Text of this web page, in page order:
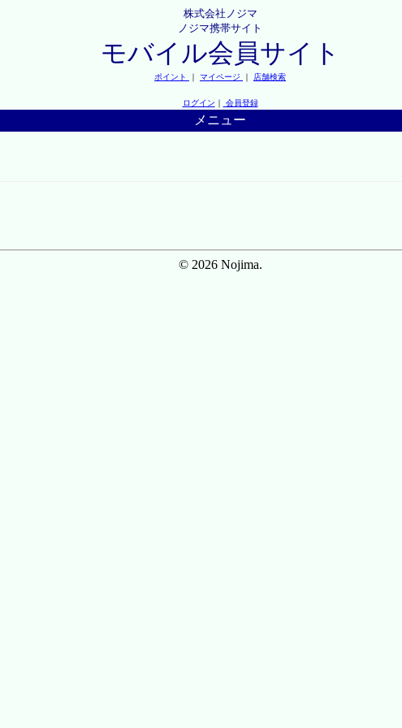
株式会社ノジマ
ノジマ携帯サイト
モバイル会員サイト
ポイント ｜ マイページ ｜ 店舗検索
ログイン ｜ 会員登録
メニュー
© 2026 Nojima.